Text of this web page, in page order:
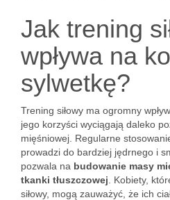
Jak trening
wpływa na
sylwetkę?
Trening siłowy ma ogromny
jego korzyści wyciągają daleko
mięśniowej. Regularne
prowadzi do bardziej jędrnego i
pozwala na budowanie masy
tkanki tłuszczowej . Kobiety,
siłowy, mogą zauważyć, że ich